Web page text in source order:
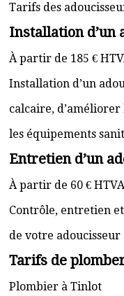
Tarifs des
Installation d’un
À partir de 185 €
Installation d’un
calcaire,
les équipements
Entretien d’un
À partir de 60 € HTVA
Contrôle, entretien
de votre adoucisseur
Tarifs de
Plombier à Tinlot